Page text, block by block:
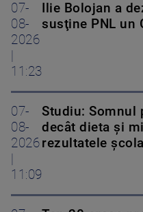
07-
08-
2026
11:23
Ilie Bolojan a
susţine PNL un
07-
08-
2026
11:09
Studiu: Somnul
decât dieta și
rezultatele